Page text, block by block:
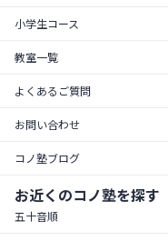
小学生コース
教室一覧
よくあるご質問
お問い合わせ
コノ塾ブログ
お近くのコノ塾を探す
五十音順